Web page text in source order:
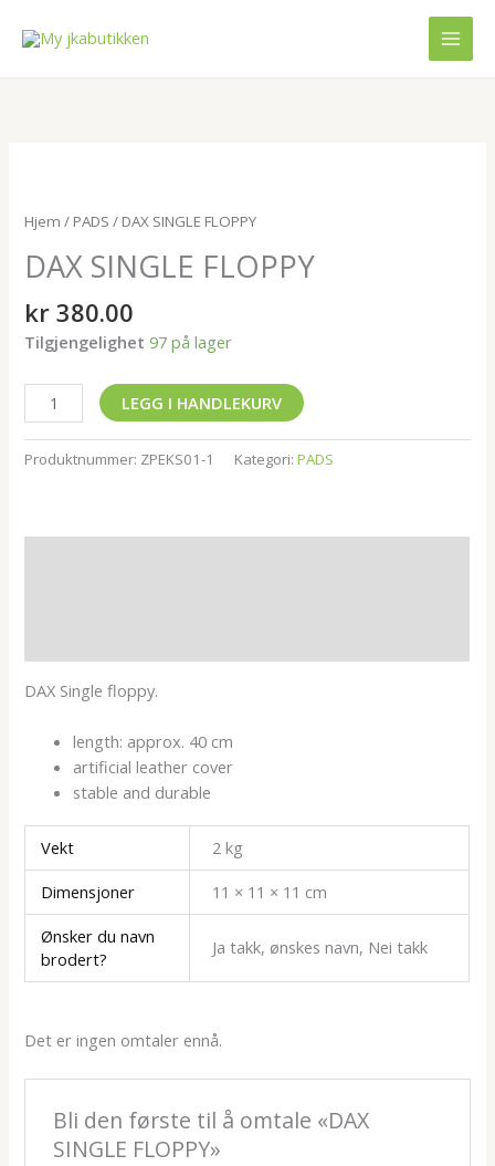
rett
Hjem / PADS / DAX SINGLE FLOPPY
DAX SINGLE FLOPPY
kr 380.00
Tilgjengelighet 97 på lager
FLOPPY
LEGG I HANDLEKURV
Produktnummer: ZPEKS01-1 Kategori:PADS
DAX Single floppy.
length: approx. 40 cm
artificial leather cover
stable and durable
Vekt
2 kg
Dimensjoner
11 × 11 × 11 cm
Ønsker du navn
brodert?
Ja takk, ønskes navn, Nei takk
Det er ingen omtaler ennå.
Bli den første til å omtale «DAX
SINGLE FLOPPY»